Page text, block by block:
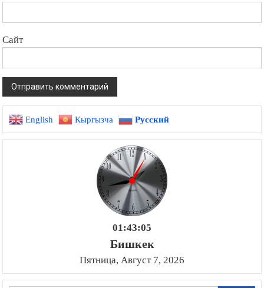
Сайт
English Кыргызча Русский
01:43:06
Бишкек
Пятница, Август 7, 2026